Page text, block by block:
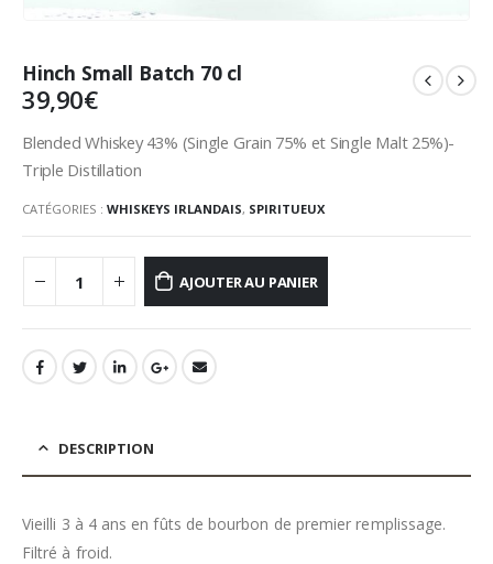
Hinch Small Batch 70 cl
39,90€
Blended Whiskey 43% (Single Grain 75% et Single Malt 25%)-
Triple Distillation
CATÉGORIES : WHISKEYS IRLANDAIS, SPIRITUEUX
AJOUTER AU PANIER
DESCRIPTION
Vieilli 3 à 4 ans en fûts de bourbon de premier remplissage.
Filtré à froid.